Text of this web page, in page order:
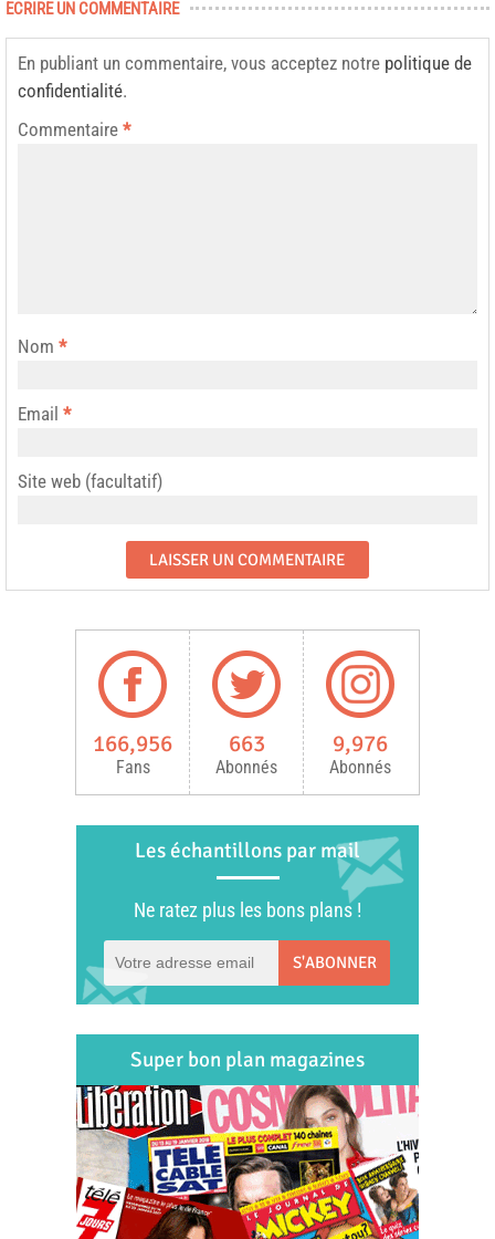
ECRIRE UN COMMENTAIRE
En publiant un commentaire, vous acceptez notre politique de
confidentialité.
Commentaire *
Nom *
Email *
Site web (facultatif)
166,956
Fans
663
Abonnés
9,976
Abonnés
Les échantillons par mail
Ne ratez plus les bons plans !
S'ABONNER
Super bon plan magazines